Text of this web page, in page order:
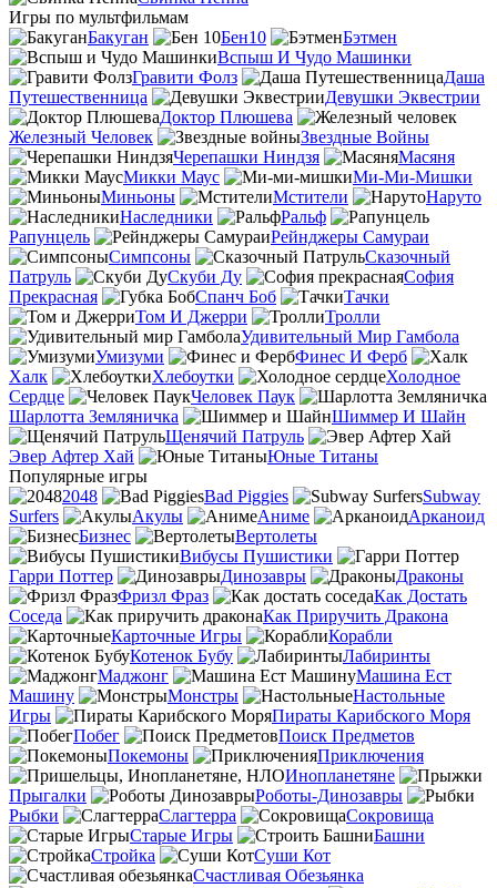
Игры по мультфильмам
Бакуган
Бен10
Бэтмен
Вспыш И Чудо Машинки
Гравити Фолз
Даша
Путешественница
Девушки Эквестрии
Доктор Плюшева
Железный Человек
Звездные Войны
Черепашки Ниндзя
Масяня
Микки Маус
Ми-Ми-Мишки
Миньоны
Мстители
Наруто
Наследники
Ральф
Рапунцель
Рейнджеры Самураи
Симпсоны
Сказочный
Патруль
Скуби Ду
София
Прекрасная
Спанч Боб
Тачки
Том И Джерри
Тролли
Удивительный Мир Гамбола
Умизуми
Финес И Ферб
Халк
Хлебоутки
Холодное
Сердце
Человек Паук
Шарлотта Земляничка
Шиммер И Шайн
Щенячий Патруль
Эвер Афтер Хай
Юные Титаны
Популярные игры
2048
Bad Piggies
Subway
Surfers
Акулы Аниме
Арканоид
Бизнес
Вертолеты
Вибусы Пушистики
Гарри Поттер
Динозавры
Драконы
Фризл Фраз
Как Достать
Соседа
Как Приручить Дракона
Карточные Игры
Корабли
Котенок Бубу
Лабиринты
Маджонг
Машина Ест
Машину
Монстры
Настольные
Игры
Пираты Карибского Моря
Побег
Поиск Предметов
Покемоны
Приключения
Инопланетяне
Прыгалки
Роботы-Динозавры
Рыбки
Слагтерра
Сокровища
Старые Игры
Башни
Стройка
Суши Кот
Счастливая Обезьянка